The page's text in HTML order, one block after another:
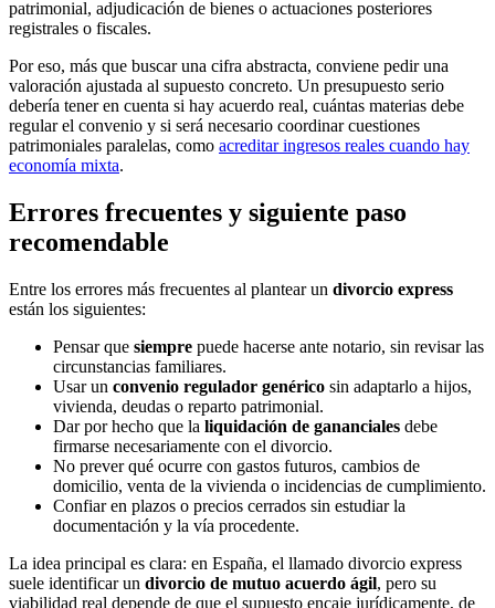
patrimonial, adjudicación de bienes o actuaciones posteriores
registrales o fiscales.
Por eso, más que buscar una cifra abstracta, conviene pedir una
valoración ajustada al supuesto concreto. Un presupuesto serio
debería tener en cuenta si hay acuerdo real, cuántas materias debe
regular el convenio y si será necesario coordinar cuestiones
patrimoniales paralelas, como acreditar ingresos reales cuando hay
economía mixta.
Errores frecuentes y siguiente paso
recomendable
Entre los errores más frecuentes al plantear un divorcio express
están los siguientes:
Pensar que siempre puede hacerse ante notario, sin revisar las
circunstancias familiares.
Usar un convenio regulador genérico sin adaptarlo a hijos,
vivienda, deudas o reparto patrimonial.
Dar por hecho que la liquidación de gananciales debe
firmarse necesariamente con el divorcio.
No prever qué ocurre con gastos futuros, cambios de
domicilio, venta de la vivienda o incidencias de cumplimiento.
Confiar en plazos o precios cerrados sin estudiar la
documentación y la vía procedente.
La idea principal es clara: en España, el llamado divorcio express
suele identificar un divorcio de mutuo acuerdo ágil, pero su
viabilidad real depende de que el supuesto encaje jurídicamente, de